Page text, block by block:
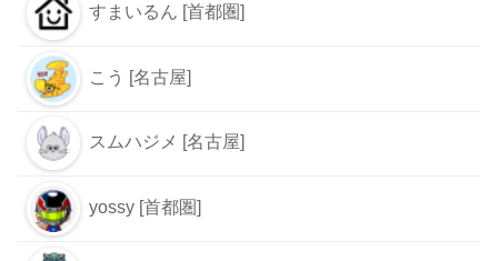
すまいるん [首都圏]
こう [名古屋]
スムハジメ [名古屋]
yossy [首都圏]